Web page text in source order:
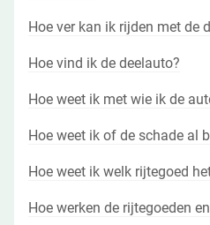
Hoe ver kan ik rijden met de
Hoe vind ik de deelauto?
Hoe weet ik met wie ik de
Hoe weet ik of de schade al
Hoe weet ik welk rijtegoed
Hoe werken de rijtegoeden